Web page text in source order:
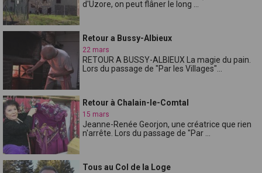
d'Uzore, on peut flâner le long ...
Retour a Bussy-Albieux
22 mars
RETOUR A BUSSY-ALBIEUX La magie du pain.
Lors du passage de "Par les Villages"...
Retour à Chalain-le-Comtal
15 mars
Jeanne-Renée Georjon, une créatrice que rien
n'arrête. Lors du passage de "Par ...
Tous au Col de la Loge